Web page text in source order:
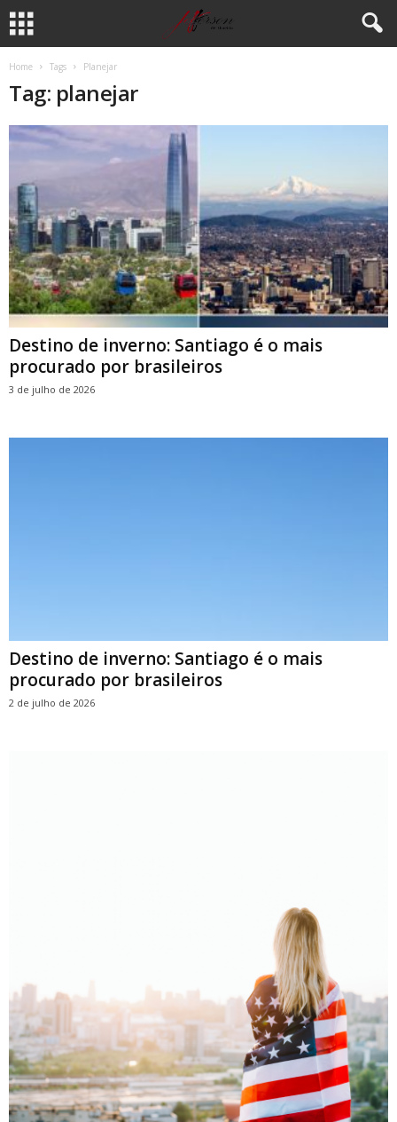
Home Tags Planejar
Tag: planejar
Destino de inverno: Santiago é o mais
procurado por brasileiros
3 de julho de 2026
Destino de inverno: Santiago é o mais
procurado por brasileiros
2 de julho de 2026